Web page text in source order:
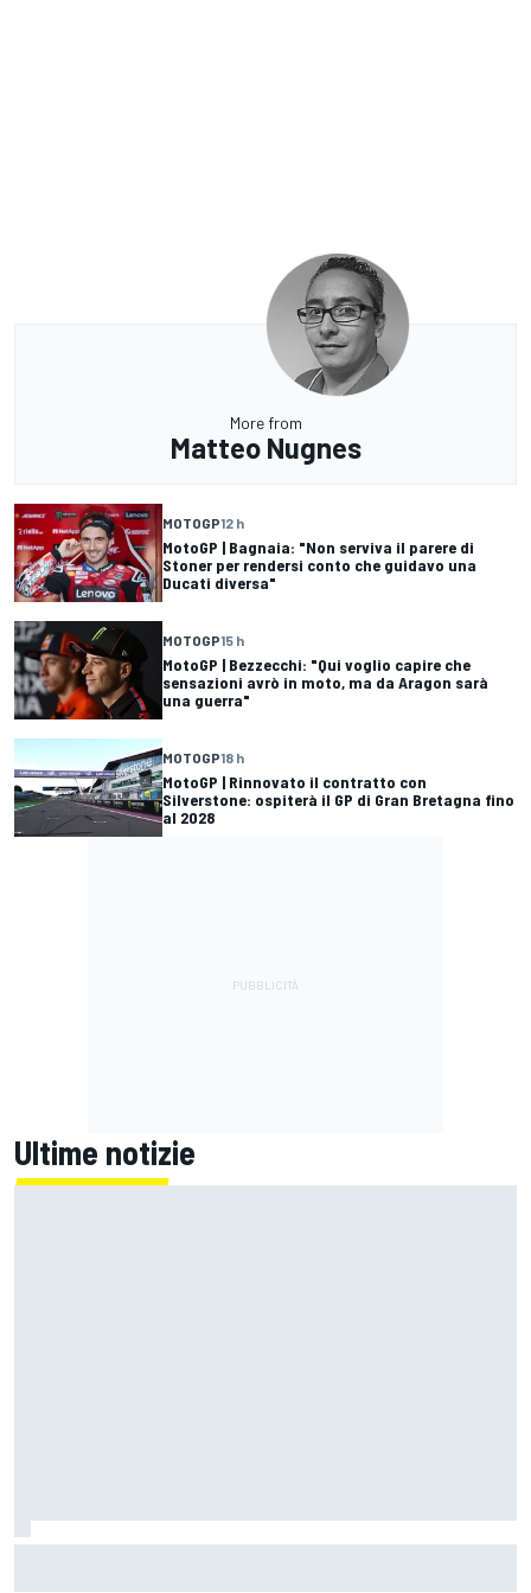
More from
Matteo Nugnes
MOTOGP12 h
MotoGP | Bagnaia: "Non serviva il parere di
Stoner per rendersi conto che guidavo una
Ducati diversa"
MOTOGP15 h
MotoGP | Bezzecchi: "Qui voglio capire che
sensazioni avrò in moto, ma da Aragon sarà
una guerra"
MOTOGP18 h
MotoGP | Rinnovato il contratto con
Silverstone: ospiterà il GP di Gran Bretagna fino
al 2028
Ultime notizie